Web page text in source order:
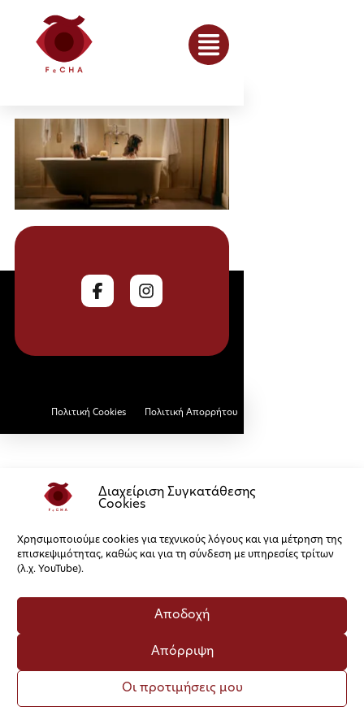
Διαχείριση Συγκατάθεσης
Cookies
Χρησιμοποιούμε cookies για τεχνικούς λόγους και για μέτρηση της
επισκεψιμότητας, καθώς και για τη σύνδεση με υπηρεσίες τρίτων
(λ.χ. YouTube).
Αποδοχή
Απόρριψη
Οι προτιμήσεις μου
Πολιτική Cookies Πολιτική Απορρήτου